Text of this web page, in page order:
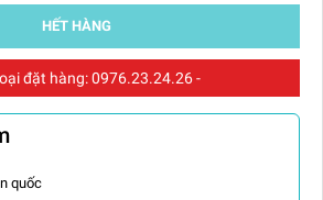
HẾT HÀNG
đặt hàng:0976.23.24.26-
quốc